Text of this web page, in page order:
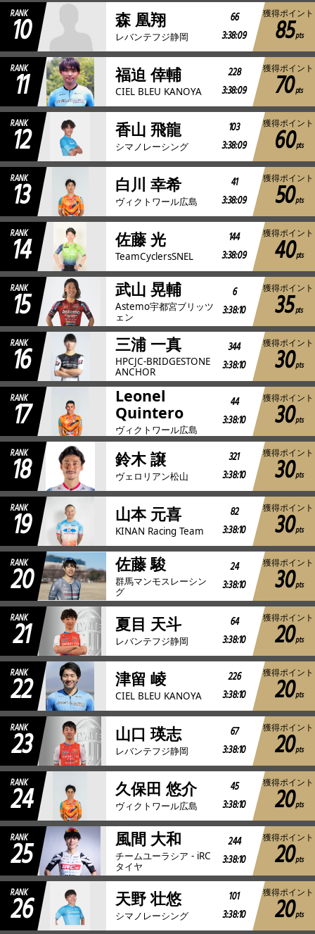
RANK
10 森 凰翔
レバンテフジ静岡
66
3:38:09
獲得ポイント
85pts
RANK
11 福迫 倖輔
CIEL BLEU KANOYA
228
3:38:09
獲得ポイント
70 pts
RANK
12 香山 飛龍
シマノレーシング
103
3:38:09
獲得ポイント
60pts
RANK
13 白川 幸希
ヴィクトワール広島
41
3:38:09
獲得ポイント
50pts
RANK
14 佐藤 光
TeamCyclersSNEL
144
3:38:09
獲得ポイント
40pts
RANK
15 武山 晃輔
Astemo宇都宮ブリッツ
ェン
6
3:38:10
獲得ポイント
35 pts
RANK
16 三浦 一真
HPCJC-BRIDGESTONE
ANCHOR
344
3:38:10
獲得ポイント
30pts
RANK
17
Leonel
Quintero
ヴィクトワール広島
44
3:38:10
獲得ポイント
30pts
RANK
18 鈴木 譲
ヴェロリアン松山
321
3:38:10
獲得ポイント
30pts
RANK
19 山本 元喜
KINAN Racing Team
82
3:38:10
獲得ポイント
30pts
RANK
20 佐藤 駿
群馬マンモスレーシン
グ
24
3:38:10
獲得ポイント
30pts
RANK
21 夏目 天斗
レバンテフジ静岡
64
3:38:10
獲得ポイント
20pts
RANK
22 津留 崚
CIEL BLEU KANOYA
226
3:38:10
獲得ポイント
20pts
RANK
23 山口 瑛志
レバンテフジ静岡
67
3:38:10
獲得ポイント
20pts
RANK
24 久保田 悠介
ヴィクトワール広島
45
3:38:10
獲得ポイント
20pts
RANK
25 風間 大和
チームユーラシア - iRC
タイヤ
244
3:38:10
獲得ポイント
20pts
RANK
26 天野 壮悠
シマノレーシング
101
3:38:10
獲得ポイント
20pts